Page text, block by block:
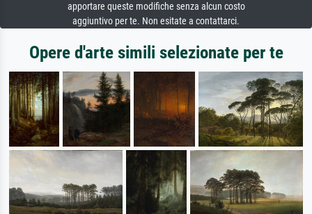
apportare queste modifiche senza alcun costo
aggiuntivo per te. Non esitate a contattarci.
Opere d'arte simili selezionate per te